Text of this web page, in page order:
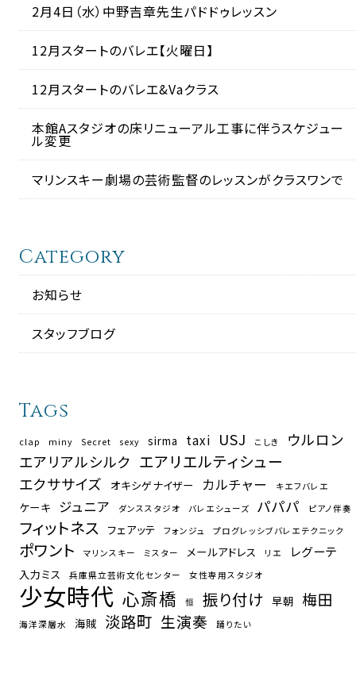
2月4日（水）中野吉章先生パドドゥレッスン
12月スタートのバレエ【火曜日】
12月スタートのバレエ&Vaクラス
本館Aスタジオの床リニューアル工事に伴うスケジュー
ル変更
マリンスキー劇場の芸術監督のレッスンがクラスワンで
Category
お知らせ
スタッフブログ
Tags
clap miny Secret sexy sirma taxi USJ こしき
ウルロン
エアリアルシルク エアリエルティシュー
エクササイズ オキシゲナイザー カルチャー キエフバレエ
ケーキ ジュニア ダンススタジオ バレエシューズ パパパ ピアノ伴奏
フィットネス フェアッテ フォンジュ プログレッシブバレエテクニック
ポワント マリンスキー ミスター メールアドレス リエ レグーテ
入力ミス 兵庫県立芸術文化センター 女性専用スタジオ
少女時代 心斎橋 恒 振り付け 早朝 梅田
海洋深層水 海賊 淡路町 生演奏 踊りたい